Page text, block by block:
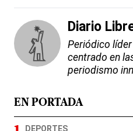
Diario
Periódico
centrado en
periodismo
EN PORTADA
DEPORTES